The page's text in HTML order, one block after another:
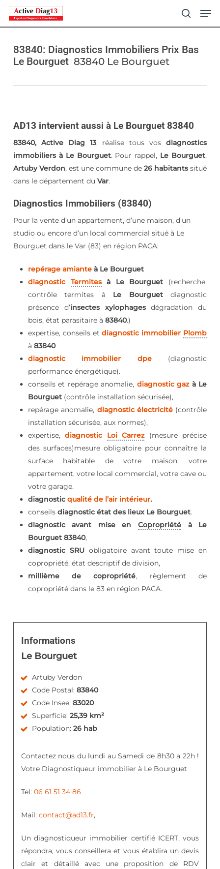
Skip
content83840: Diagnostics Immobiliers Prix Bas
Le Bourguet 83840 Le Bourguet
AD13 intervient aussi à Le Bourguet 83840
83840, Active Diag 13, réalise tous vosdiagnostics
immobiliers à Le Bourguet. Pour rappel, Le Bourguet,
Artuby Verdon, est une commune de26 habitantssitué
dans le département du Var.
Diagnostics Immobiliers (83840)
Pour la vente d’un appartement, d’une maison, d’un
studio ou encore d’un local commercial situé à Le
Bourguet dans le Var (83) en région PACA:
repérage amianteà Le Bourguet
diagnostic Termitesà Le Bourguet (recherche,
contrôle termites à Le Bourguetdiagnostic
présence d’insectes xylophagesdégradation du
bois, état parasitaire à 83840.)
expertise, conseils etdiagnostic immobilier Plomb
à 83840
diagnostic immobilier dpe(diagnostic
performance énergétique).
conseils et repérage anomalie, diagnostic gazà Le
Bourguet (contrôle installation sécurisée),
repérage anomalie, diagnostic électricité (contrôle
installation sécurisée, aux normes),
expertise,diagnostic Loi Carrez (mesure précise
des surfaces)mesure obligatoire pour connaître la
surface habitable de votre maison, votre
appartement, votre local commercial, votre cave ou
votre garage.
diagnostic qualité de l’air intérieur.
conseils diagnostic état des lieux Le Bourguet.
diagnostic avant mise enCopropriété à Le
Bourguet 83840,
diagnostic SRU obligatoire avant toute mise en
copropriété, état descriptif de division,
millième de copropriété, règlement de
copropriété dans le 83 en région PACA.
Informations
Le Bourguet
Artuby Verdon
Code Postal: 83840
Code Insee: 83020
Superficie: 25,39 km²
Population: 26 hab
Contactez nous du lundi au Samedi de 8h30 a 22h !
Votre Diagnostiqueur immobilier à Le Bourguet
Tel: 06 61 51 34 86
Mail: contact@ad13.fr,
Un diagnostiqueur immobilier certifié ICERT, vous
répondra, vous conseillera et vous établira un devis
clair et détaillé avec une proposition de RDV